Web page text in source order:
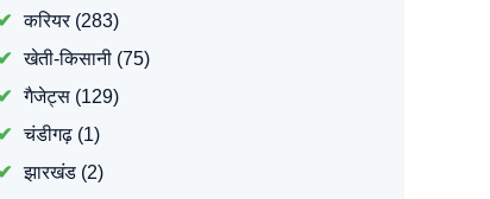
करियर(283)
खेती-किसानी(75)
गैजेट्स(129)
चंडीगढ़(1)
झारखंड(2)